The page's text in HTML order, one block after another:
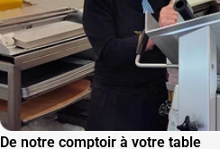
De notre comptoir à votre table